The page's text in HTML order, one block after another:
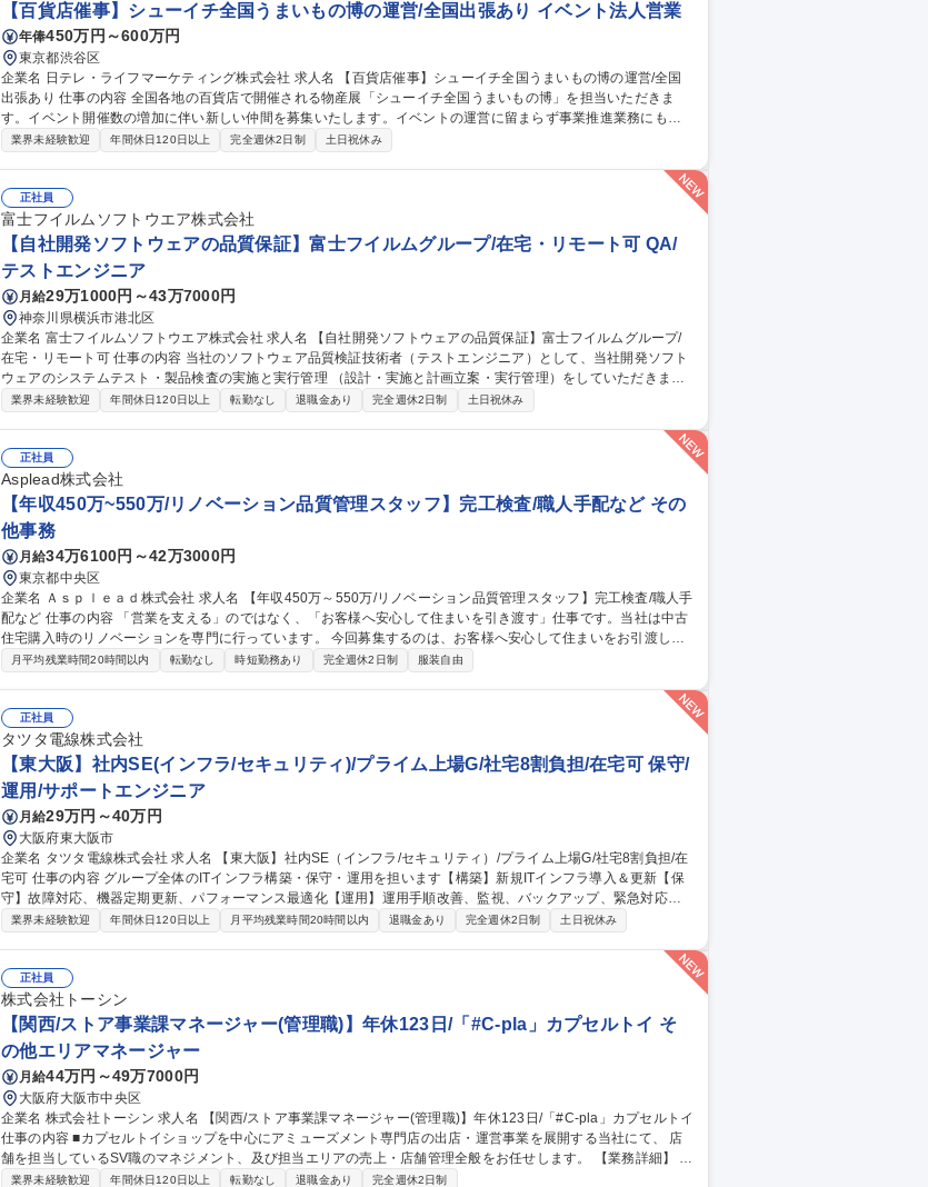
【百貨店催事】シューイチ全国うまいもの博の運営/全国出張あり イベント法人営業
年俸450万円～600万円
東京都渋谷区
企業名 日テレ・ライフマーケティング株式会社 求人名 【百貨店催事】シューイチ全国うまいもの博の運営/全国
出張あり 仕事の内容 全国各地の百貨店で開催される物産展「シューイチ全国うまいもの博」を担当いただきま
す。イベント開催数の増加に伴い新しい仲間を募集いたします。イベントの運営に留まらず事業推進業務にも携
わっていただきます ■「シューイチ全国うまいもの博」の運営 ※メイン業務 1.イベントへの出店社誘致および管
シューイチ全国うまいもの博の運営/全国出張あり
業界未経験歓迎 年間休日120日以上 完全週休2日制 土日祝休み
正社員
富士フイルムソフトウエア株式会社
【自社開発ソフトウェアの品質保証】富士フイルムグループ/在宅・リモート可 QA/
テストエンジニア
月給29万1000円～43万7000円
神奈川県横浜市港北区
企業名 富士フイルムソフトウエア株式会社 求人名 【自社開発ソフトウェアの品質保証】富士フイルムグループ/
在宅・リモート可 仕事の内容 当社のソフトウェア品質検証技術者（テストエンジニア）として、当社開発ソフト
ウェアのシステムテスト・製品検査の実施と実行管理 （設計・実施と計画立案・実行管理）をしていただきま
す。 【業務詳細】品質・効率（ex. テスト自動化）の向上や、今後のCloud/AI/IoT/DevOps時代のテスト・品質保
【自社開発ソフトウェアの品質保証】富士フイルムグループ/在宅・リモート可
業界未経験歓迎 年間休日120日以上 転勤なし 退職金あり 完全週休2日制 土日祝休み
正社員
Asplead株式会社
【年収450万~550万/リノベーション品質管理スタッフ】完工検査/職人手配など その
他事務
月給34万6100円～42万3000円
東京都中央区
企業名 Ａｓｐｌｅａｄ株式会社 求人名 【年収450万～550万/リノベーション品質管理スタッフ】完工検査/職人手
配など 仕事の内容 「営業を支える」のではなく、「お客様へ安心して住まいを引き渡す」仕事です。当社は中古
住宅購入時のリノベーションを専門に行っています。 今回募集するのは、お客様へ安心して住まいをお引渡しす
るために 欠かせない品質管理・現場サポートスタッフです。工事がスムーズに進むよう現場を支え、施工品質を
■職人への是正依頼■是正工事の日程調整■工事申請書類の作成・提出 ■近隣へのご挨拶■キーボックスの回収など
★外回りが中心/社用車で現場を巡回します。iPad支給で現場でも書類作成や写真管理が可能です。 募集職種 【年
収450万～550万/リノベーション品質管理スタッフ】完工検査/職人手配など
月平均残業時間20時間以内 転勤なし 時短勤務あり 完全週休2日制 服装自由
正社員
タツタ電線株式会社
【東大阪】社内SE(インフラ/セキュリティ)/プライム上場G/社宅8割負担/在宅可 保守/
運用/サポートエンジニア
月給29万円～40万円
大阪府東大阪市
企業名 タツタ電線株式会社 求人名 【東大阪】社内SE（インフラ/セキュリティ）/プライム上場G/社宅8割負担/在
宅可 仕事の内容 グループ全体のITインフラ構築・保守・運用を担います【構築】新規ITインフラ導入＆更新【保
守】故障対応、機器定期更新、パフォーマンス最適化【運用】運用手順改善、監視、バックアップ、緊急対応、
ヘルプデスク 一般的なシステム開発は対応せず、主にサーバ、セキュリティ、ネットワーク、IT端末管理をお願
MS(ISO/IEC 22301)関連 ・ITベンダー対応（製品調査・購入・納品対応、営業・技術担当とのやりとり等） ・新
規ITソリューションの調査、導入検討 ・外注パートナー対応（問題点の整理と説明、成果物のレビュー） 募集職
種 【東大阪】社内SE（インフラ/セキュリティ）/プライム上場G/社宅8割負担/在宅可
業界未経験歓迎 年間休日120日以上 月平均残業時間20時間以内 退職金あり 完全週休2日制 土日祝休み
正社員
株式会社トーシン
【関西/ストア事業課マネージャー(管理職)】年休123日/「#C-pla」カプセルトイ そ
の他エリアマネージャー
月給44万円～49万7000円
大阪府大阪市中央区
企業名 株式会社トーシン 求人名 【関西/ストア事業課マネージャー(管理職)】年休123日/「#C-pla」カプセルトイ
仕事の内容 ■カプセルトイショップを中心にアミューズメント専門店の出店・運営事業を展開する当社にて、 店
舗を担当しているSV職のマネジメント、及び担当エリアの売上・店舗管理全般をお任せします。 【業務詳細】 ■
マネジメント：SV職の教育、育成、評価 ■人員管理：勤怠管理、採用面接など ■店舗及び担当エリアの収益管理
業界未経験歓迎 年間休日120日以上 転勤なし 退職金あり 完全週休2日制